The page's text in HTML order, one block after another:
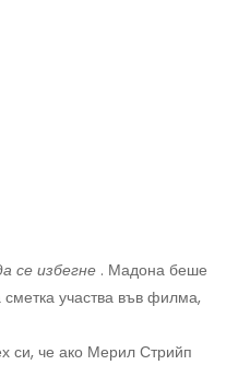
се избегне . Мадона беше
сметка участва във филма,
си, че ако Мерил Стрийп